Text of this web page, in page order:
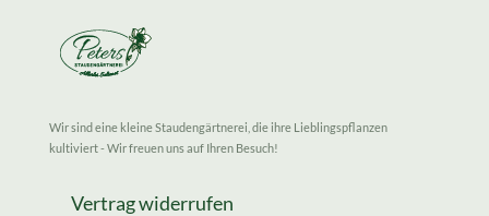
Wir sind eine kleine Staudengärtnerei, die ihre Lieblingspflanzen
kultiviert - Wir freuen uns auf Ihren Besuch!
Vertrag widerrufen